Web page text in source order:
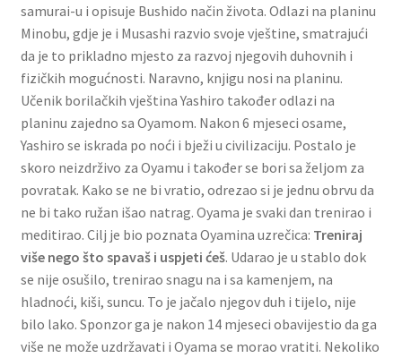
samurai-u i opisuje Bushido način života. Odlazi na planinu
Minobu, gdje je i Musashi razvio svoje vještine, smatrajući
da je to prikladno mjesto za razvoj njegovih duhovnih i
fizičkih mogućnosti. Naravno, knjigu nosi na planinu.
Učenik borilačkih vještina Yashiro također odlazi na
planinu zajedno sa Oyamom. Nakon 6 mjeseci osame,
Yashiro se iskrada po noći i bježi u civilizaciju. Postalo je
skoro neizdrživo za Oyamu i također se bori sa željom za
povratak. Kako se ne bi vratio, odrezao si je jednu obrvu da
ne bi tako ružan išao natrag. Oyama je svaki dan trenirao i
meditirao. Cilj je bio poznata Oyamina uzrečica: Treniraj
više nego što spavaš i uspjeti ćeš. Udarao je u stablo dok
se nije osušilo, trenirao snagu na i sa kamenjem, na
hladnoći, kiši, suncu. To je jačalo njegov duh i tijelo, nije
bilo lako. Sponzor ga je nakon 14 mjeseci obavijestio da ga
više ne može uzdržavati i Oyama se morao vratiti. Nekoliko